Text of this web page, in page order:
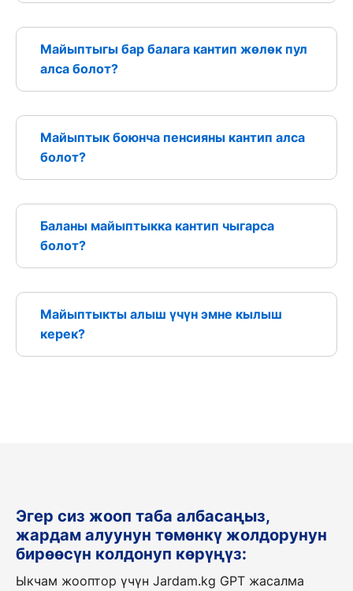
Майыптыгы бар балага кантип жөлөк пул
алса болот?
Майыптык боюнча пенсияны кантип алса
болот?
Баланы майыптыкка кантип чыгарса
болот?
Майыптыкты алыш үчүн эмне кылыш
керек?
Эгер сиз жооп таба албасаңыз,
жардам алуунун төмөнкү жолдорунун
бирөөсүн колдонуп көрүңүз:
Ыкчам жооптор үчүн Jardam.kg GPT жасалма